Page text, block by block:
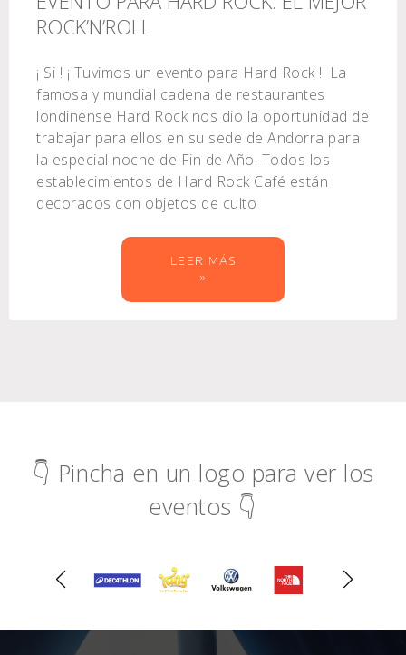
ROCK’N’ROLL
¡ Si ! ¡ Tuvimos un evento para Hard Rock !! La
famosa y mundial cadena de restaurantes
londinense Hard Rock nos dio la oportunidad de
trabajar para ellos en su sede de Andorra para
la especial noche de Fin de Año. Todos los
establecimientos de Hard Rock Café están
decorados con objetos de culto
LEER MÁS
»
👇 Pincha en un logo para ver los
eventos 👇